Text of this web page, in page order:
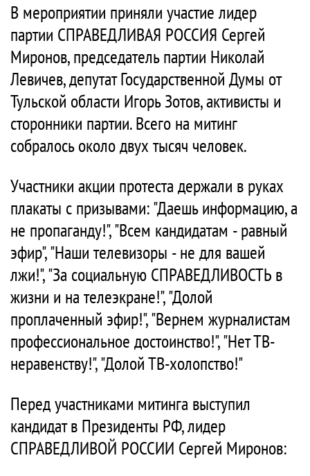
В мероприятии приняли участие лидер
партии СПРАВЕДЛИВАЯ РОССИЯ Сергей
Миронов, председатель партии Николай
Левичев, депутат Государственной Думы от
Тульской области Игорь Зотов, активисты и
сторонники партии. Всего на митинг
собралось около двух тысяч человек.
Участники акции протеста держали в руках
плакаты с призывами: "Даешь информацию, а
не пропаганду!", "Всем кандидатам - равный
эфир", "Наши телевизоры - не для вашей
лжи!", "За социальную СПРАВЕДЛИВОСТЬ в
жизни и на телеэкране!", "Долой
проплаченный эфир!", "Вернем журналистам
профессиональное достоинство!", "Нет ТВ-
неравенству!", "Долой ТВ-холопство!"
Перед участниками митинга выступил
кандидат в Президенты РФ, лидер
СПРАВЕДЛИВОЙ РОССИИ Сергей Миронов: